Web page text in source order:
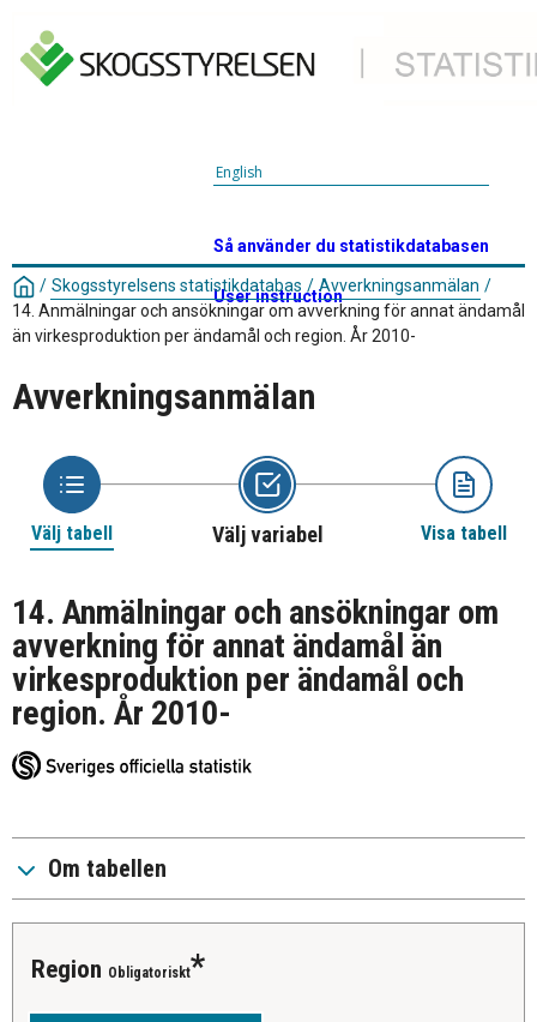
English
Så använder du statistikdatabasen
User instruction
/ Skogsstyrelsens statistikdatabas / Avverkningsanmälan /
14. Anmälningar och ansökningar om avverkning för annat ändamål
än virkesproduktion per ändamål och region. År 2010-
Avverkningsanmälan
Välj tabell Välj variabel Visa tabell
14. Anmälningar och ansökningar om
avverkning för annat ändamål än
virkesproduktion per ändamål och
region. År 2010-
Om tabellen
Region Obligatoriskt